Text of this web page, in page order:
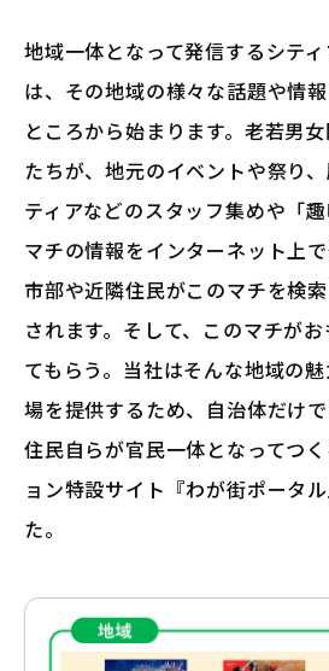
地域一体となって発信するシテ
は、その地域の様々な話題や情
ところから始まります。老若男
たちが、地元のイベントや祭り
ティアなどのスタッフ集めや「趣
マチの情報をインターネット上
市部や近隣住民がこのマチを検
されます。そして、このマチが
てもらう。当社はそんな地域の
場を提供するため、自治体だけ
住民自らが官民一体となってつ
ョン特設サイト『わが街ポータ
た。